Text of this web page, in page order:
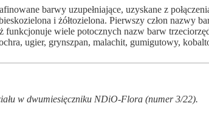
barwy uzupełniające, uzyskane z
i żółtozielona. Pierwszy człon nazwy
wiele potocznych nazw barw
ugier, grynszpan, malachit, gumigutowy,
w dwumiesięczniku NDiO-Flora (numer 3/22).